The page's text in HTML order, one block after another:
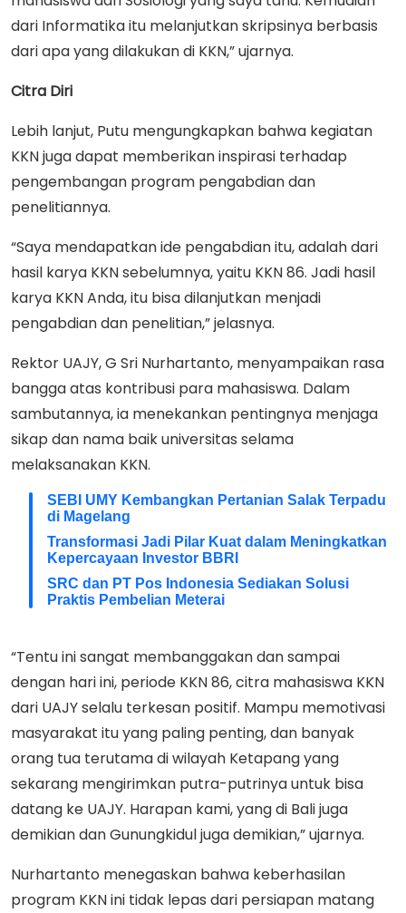
dari Informatika itu melanjutkan skripsinya berbasis
dari apa yang dilakukan di KKN,” ujarnya.
Citra Diri
Lebih lanjut, Putu mengungkapkan bahwa kegiatan
KKN juga dapat memberikan inspirasi terhadap
pengembangan program pengabdian dan
penelitiannya.
“Saya mendapatkan ide pengabdian itu, adalah dari
hasil karya KKN sebelumnya, yaitu KKN 86. Jadi hasil
karya KKN Anda, itu bisa dilanjutkan menjadi
pengabdian dan penelitian,” jelasnya.
Rektor UAJY, G Sri Nurhartanto, menyampaikan rasa
bangga atas kontribusi para mahasiswa. Dalam
sambutannya, ia menekankan pentingnya menjaga
sikap dan nama baik universitas selama
melaksanakan KKN.
SEBI UMY Kembangkan Pertanian Salak Terpadu
di Magelang
Transformasi Jadi Pilar Kuat dalam Meningkatkan
Kepercayaan Investor BBRI
SRC dan PT Pos Indonesia Sediakan Solusi
Praktis Pembelian Meterai
“Tentu ini sangat membanggakan dan sampai
dengan hari ini, periode KKN 86, citra mahasiswa KKN
dari UAJY selalu terkesan positif. Mampu memotivasi
masyarakat itu yang paling penting, dan banyak
orang tua terutama di wilayah Ketapang yang
sekarang mengirimkan putra-putrinya untuk bisa
datang ke UAJY. Harapan kami, yang di Bali juga
demikian dan Gunungkidul juga demikian,” ujarnya.
Nurhartanto menegaskan bahwa keberhasilan
program KKN ini tidak lepas dari persiapan matang